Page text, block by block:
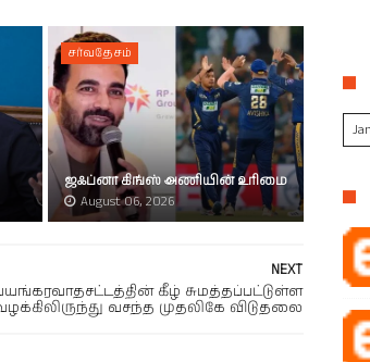
சர்வதேசம்
ஜஃப்னா கிங்ஸ் அணியின் உரிமை
August 06, 2026
NEXT
கீழ் சுமத்தப்பட்டுள்ள
வசந்த முதலிகே விடுதலை